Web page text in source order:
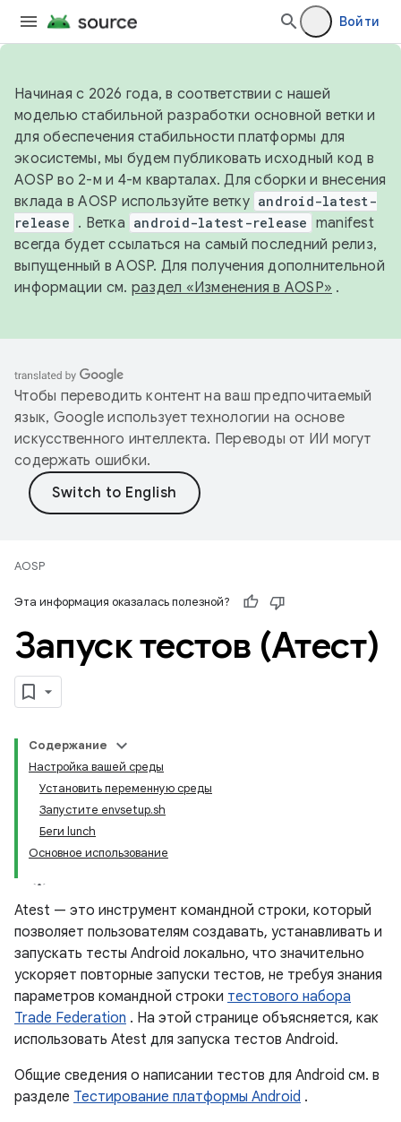
Войти
Начиная с 2026 года, в соответствии с нашей
моделью стабильной разработки основной ветки и
для обеспечения стабильности платформы для
экосистемы, мы будем публиковать исходный код в
AOSP во 2-м и 4-м кварталах. Для сборки и внесения
вклада в AOSP используйте ветку android-latest-
release . Ветка android-latest-release manifest
всегда будет ссылаться на самый последний релиз,
выпущенный в AOSP. Для получения дополнительной
информации см. раздел «Изменения в AOSP» .
Чтобы переводить контент на ваш предпочитаемый
язык, Google использует технологии на основе
искусственного интеллекта. Переводы от ИИ могут
содержать ошибки.
AOSP
Эта информация оказалась полезной?
Запуск тестов (Атест)
Содержание
Настройка вашей среды
Установить переменную среды
Запустите envsetup.sh
Беги lunch
Основное использование
Atest — это инструмент командной строки, который
позволяет пользователям создавать, устанавливать и
запускать тесты Android локально, что значительно
ускоряет повторные запуски тестов, не требуя знания
параметров командной строки тестового набора
Trade Federation . На этой странице объясняется, как
использовать Atest для запуска тестов Android.
Общие сведения о написании тестов для Android см. в
разделе Тестирование платформы Android .